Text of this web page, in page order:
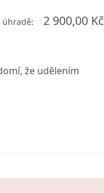
úhradě: 2 900,00 Kč
že udělením